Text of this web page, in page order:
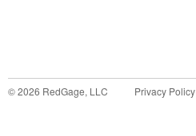
©2026 RedGage, LLC Privacy Policy